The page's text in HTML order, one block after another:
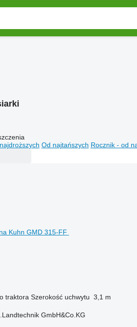
Od najtańszych Rocznik - od
traktora Szerokość uchwytu 3,1 m
GmbH&Co.KG